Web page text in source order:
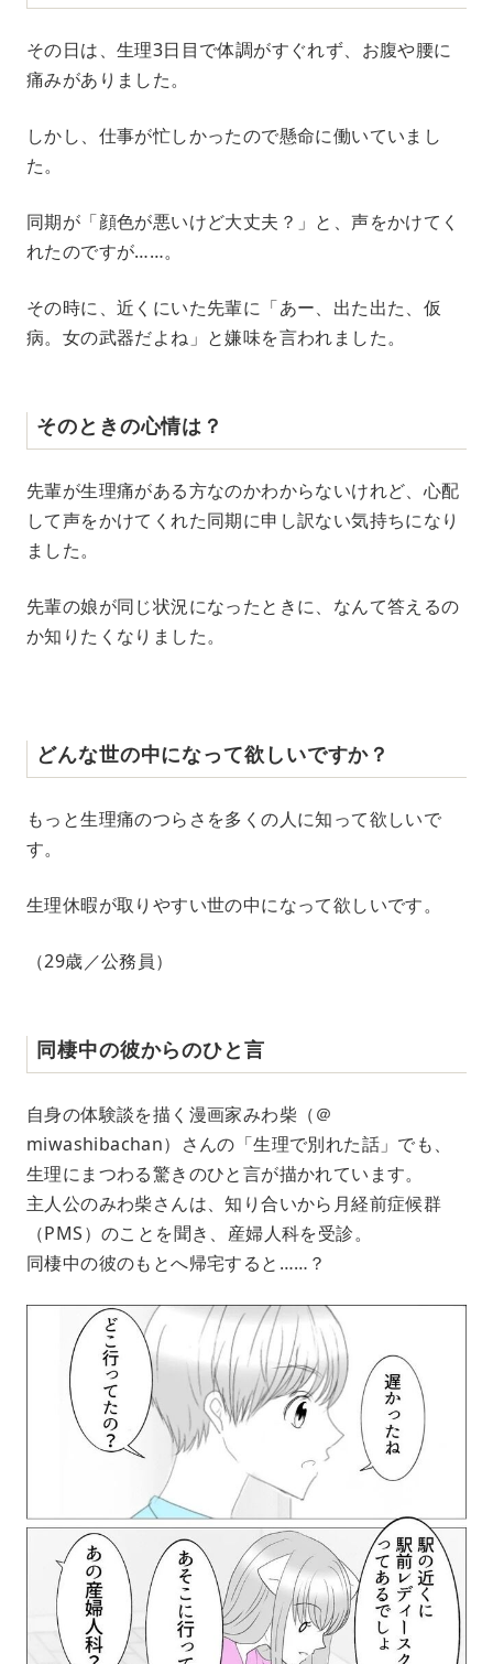
その日は、生理3日目で体調がすぐれず、お腹や腰に
痛みがありました。
しかし、仕事が忙しかったので懸命に働いていまし
た。
同期が「顔色が悪いけど大丈夫？」と、声をかけてく
れたのですが……。
その時に、近くにいた先輩に「あー、出た出た、仮
病。女の武器だよね」と嫌味を言われました。
そのときの心情は？
先輩が生理痛がある方なのかわからないけれど、心配
して声をかけてくれた同期に申し訳ない気持ちになり
ました。
先輩の娘が同じ状況になったときに、なんて答えるの
か知りたくなりました。
どんな世の中になって欲しいですか？
もっと生理痛のつらさを多くの人に知って欲しいで
す。
生理休暇が取りやすい世の中になって欲しいです。
（29歳／公務員）
同棲中の彼からのひと言
自身の体験談を描く漫画家みわ柴（＠
miwashibachan）さんの「生理で別れた話」でも、
生理にまつわる驚きのひと言が描かれています。
主人公のみわ柴さんは、知り合いから月経前症候群
（PMS）のことを聞き、産婦人科を受診。
同棲中の彼のもとへ帰宅すると……？